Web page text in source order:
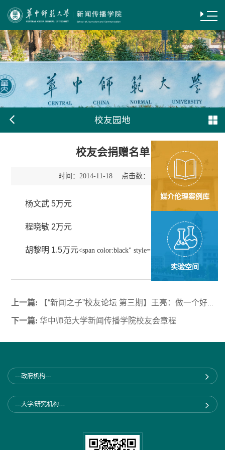
校友园地
校友会捐赠名单
时间： 2014-11-18 点击数：
杨文武 5万元
程晓敏 2万元
胡黎明 1.5万元<span color:black" style="font-size:10.0pt">
上一篇: 【“新闻之子”校友论坛 第三期】王亮：做一个好记者 从今天开始
下一篇: 华中师范大学新闻传播学院校友会章程
---政府机构---
---大学/研究机构---
媒介伦理案例库
实验空间